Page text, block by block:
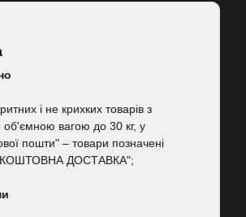
і не крихких товарів з
вагою до 30 кг, у
пошти" – товари позначені
ДОСТАВКА";